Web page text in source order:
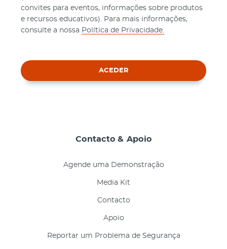
convites para eventos, informações sobre produtos
e recursos educativos). Para mais informações,
consulte a nossa Política de Privacidade.
ACEDER
Contacto & Apoio
Agende uma Demonstração
Media Kit
Contacto
Apoio
Reportar um Problema de Segurança